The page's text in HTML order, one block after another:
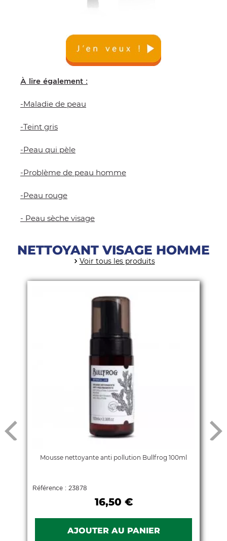
À lire également :
-Maladie de peau
-Teint gris
-Peau qui pèle
-Problème de peau homme
-Peau rouge
- Peau sèche visage
NETTOYANT VISAGE HOMME
Voir tous les produits
Mousse nettoyante anti pollution Bullfrog 100ml
Référence : 23878
16,50 €